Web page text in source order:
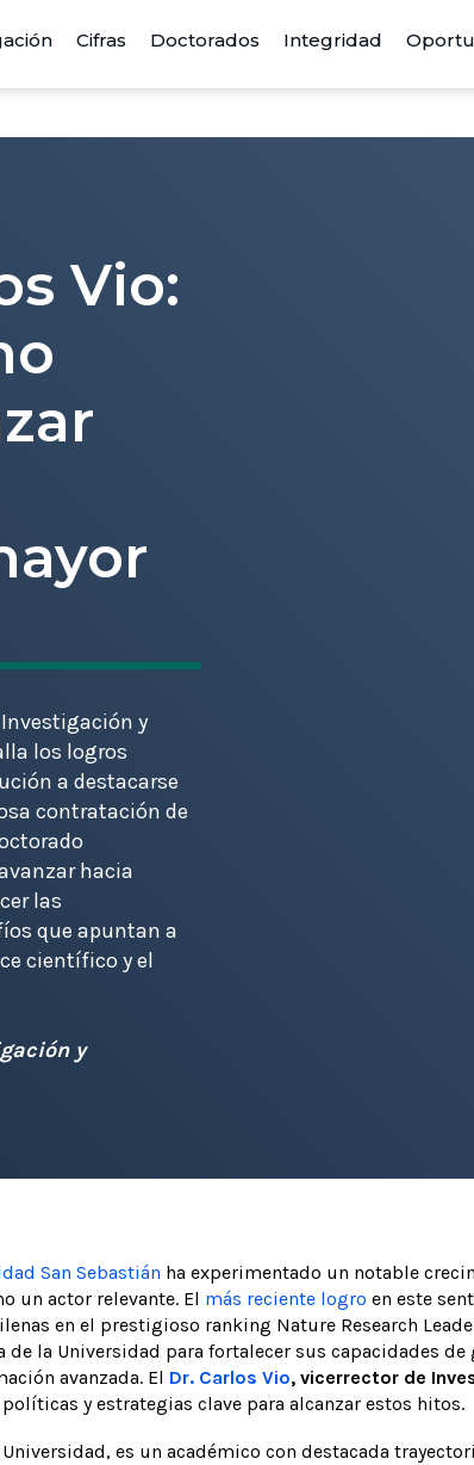
Cifras Doctorados Integridad
Vio:
Investigación y
los logros
a destacarse
contratación de
hacia
las
que apuntan a
científico y el
y
San Sebastián ha experimentado un notable
un actor relevante. El más reciente logro en este
en el prestigioso ranking Nature Research
la Universidad para fortalecer sus capacidades de
avanzada. El Dr. Carlos Vio, vicerrector de
y estrategias clave para alcanzar estos hitos.
es un académico con destacada